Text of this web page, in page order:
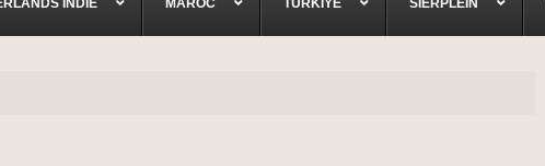
INDIË MAROC TÜRKIYE SIERPLEIN